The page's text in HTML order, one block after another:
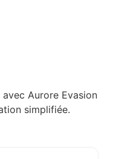
Aurore Evasion
simplifiée.